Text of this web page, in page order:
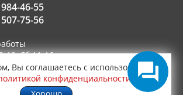
46-55
75-56
19, Сб 11-16
Вы соглашаетесь с использованием
конфиденциальности